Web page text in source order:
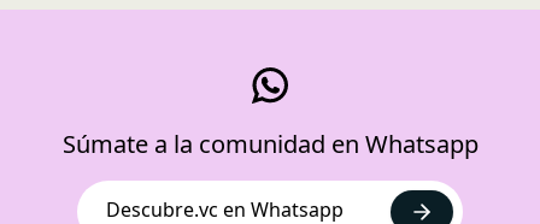
Súmate a la comunidad en Whatsapp
Descubre.vc en Whatsapp